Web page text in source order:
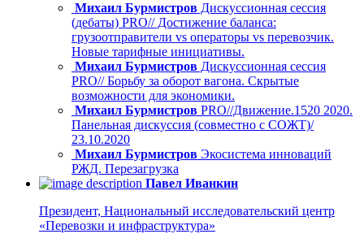
Михаил Бурмистров Дискуссионная сессия
(дебаты) PRO// Достижение баланса:
грузоотправители vs операторы vs перевозчик.
Новые тарифные инициативы.
Михаил Бурмистров Дискуссионная сессия
PRO// Борьбу за оборот вагона. Скрытые
возможности для экономики.
Михаил Бурмистров PRO//Движение.1520 2020.
Панельная дискуссия (совместно с СОЖТ)/
23.10.2020
Михаил Бурмистров Экосистема инноваций
РЖД. Перезагрузка
Павел Иванкин
Президент, Национальный исследовательский центр
«Перевозки и инфраструктура»